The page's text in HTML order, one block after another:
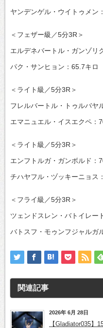
ヤンデンゲル・ウイトゥメ
＜フェザー級／5分3R＞
エルデネバートル・ガンゾリ
パク・サンヒョン：65.7キロ
＜ライト級／5分3R＞
フレルバートル・トゥルバヤ
エマニュエル・イスエクペ：
＜ライト級／5分3R＞
エンフトルガ・ガンボルド：
チハヤフル・ヅッキーニョス
＜フライ級／5分3R＞
ツェンドスレン・バトイレー
バトスフ・モゥンフジャルガ
関連記事
2026年 6月 28日
【Gladiator035】